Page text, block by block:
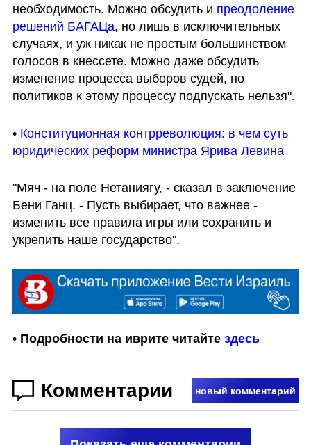
необходимость. Можно обсудить и преодоление
решений БАГАЦа, но лишь в исключительных
случаях, и уж никак не простым большинством
голосов в кнессете. Можно даже обсудить
изменение процесса выборов судей, но
политиков к этому процессу подпускать нельзя".
• Конституционная контрреволюция: в чем суть
юридических реформ министра Ярива Левина
"Мяч - на поле Нетаниягу, - сказал в заключение
Бени Ганц. - Пусть выбирает, что важнее -
изменить все правила игры или сохранить и
укрепить наше государство".
• Подробности на иврите читайте здесь
Комментарии новый комментарий